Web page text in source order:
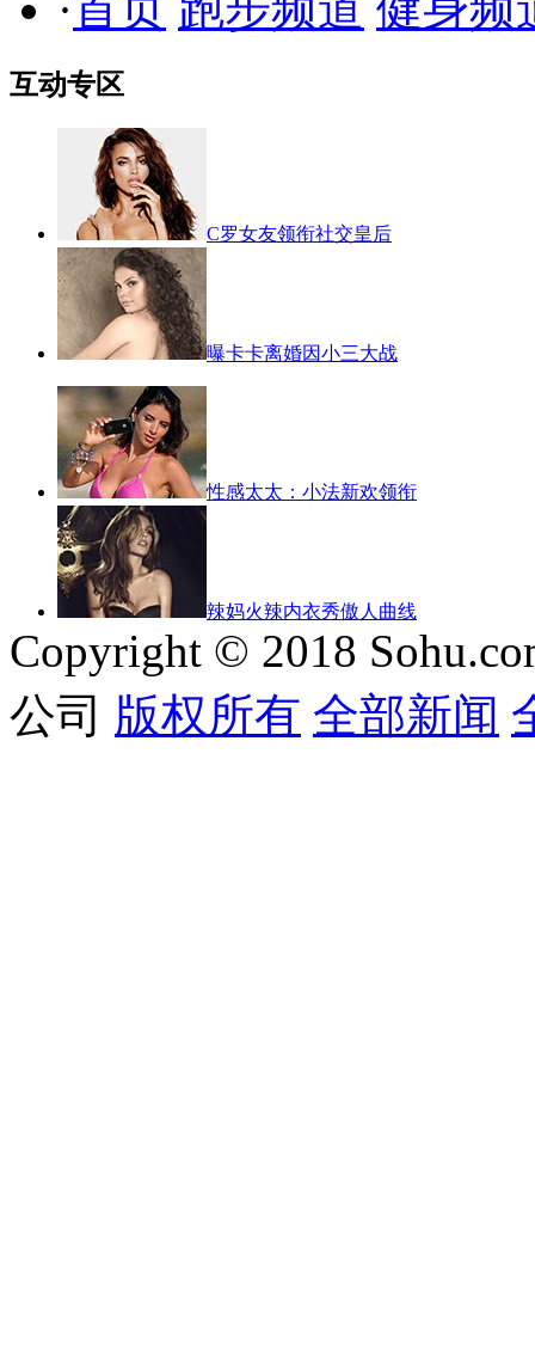
互动专区
C罗女友领衔社交皇后
曝卡卡离婚因小三大战
性感太太：小法新欢领衔
辣妈火辣内衣秀傲人曲线
Copyright © 2018
公司 版权所有 全部新闻